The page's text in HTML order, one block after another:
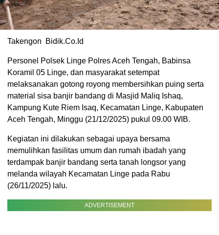
Takengon Bidik.Co.Id
Personel Polsek Linge Polres Aceh Tengah, Babinsa
Koramil 05 Linge, dan masyarakat setempat
melaksanakan gotong royong membersihkan puing serta
material sisa banjir bandang di Masjid Maliq Ishaq,
Kampung Kute Riem Isaq, Kecamatan Linge, Kabupaten
Aceh Tengah, Minggu (21/12/2025) pukul 09.00 WIB.
Kegiatan ini dilakukan sebagai upaya bersama
memulihkan fasilitas umum dan rumah ibadah yang
terdampak banjir bandang serta tanah longsor yang
melanda wilayah Kecamatan Linge pada Rabu
(26/11/2025) lalu.
ADVERTISEMENT